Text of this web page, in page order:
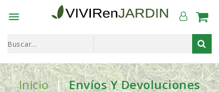

Inicio Envíos Y Devoluciones